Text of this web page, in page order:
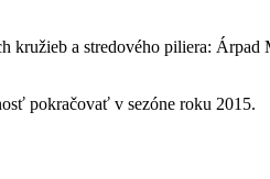
a stredového piliera:
pokračovať v sezóne roku 2015.